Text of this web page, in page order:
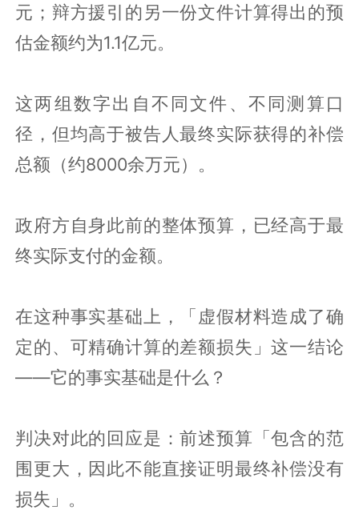
元；辩方援引的另一份文件计算得出的预
估金额约为1.1亿元。
这两组数字出自不同文件、不同测算口
径，但均高于被告人最终实际获得的补偿
总额（约8000余万元）。
政府方自身此前的整体预算，已经高于最
终实际支付的金额。
在这种事实基础上，「虚假材料造成了确
定的、可精确计算的差额损失」这一结论
——它的事实基础是什么？
判决对此的回应是：前述预算「包含的范
围更大，因此不能直接证明最终补偿没有
损失」。